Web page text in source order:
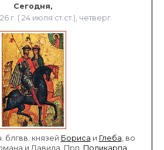
Сегодня,
г. ( 24 июля ст.ст.), четверг.
блгвв. князей Бориса и Глеба, во
и Давида. Прп. Поликарпа,